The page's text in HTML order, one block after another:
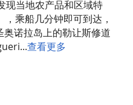
现当地农产品和区域特
乘船几分钟即可到达，
诺拉岛上的勒让斯修道
查看更多